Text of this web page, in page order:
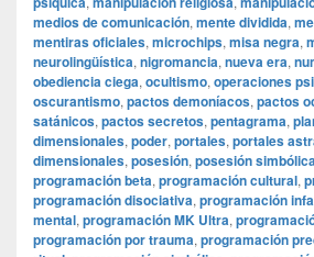
medios de comunicación, mente dividida,
mentiras oficiales, microchips, misa negra,
neurolingüística, nigromancia, nueva era,
obediencia ciega, ocultismo, operaciones
oscurantismo, pactos demoníacos, pactos
satánicos, pactos secretos, pentagrama,
dimensionales, poder, portales, portales
dimensionales, posesión, posesión
programación beta, programación cultural,
programación disociativa, programación
mental, programación MK Ultra,
programación por trauma, programación